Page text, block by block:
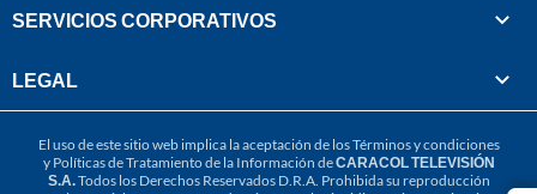
SERVICIOS CORPORATIVOS
LEGAL
El uso de este sitio web implica la aceptación de losTérminos y condiciones
y Políticas de Tratamiento de la Información deCARACOL TELEVISIÓN
S.A.Todos los Derechos Reservados D.R.A. Prohibida su reproducción